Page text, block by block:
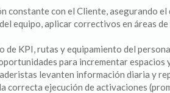
constante con el Cliente, asegurando
equipo, aplicar correctivos en áreas
de KPI, rutas y equipamiento del
para incrementar espacios
levanten información diaria y
correcta ejecución de activaciones